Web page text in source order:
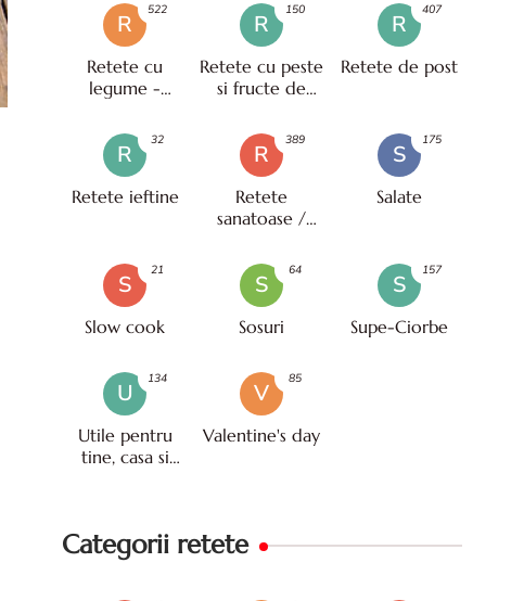
R
Retete cu
legume -
522
R
Retete cu peste
si fructe de
150
R
Retete de post
407
R
Retete ieftine
32
R
Retete
sanatoase /
389
S
Salate
175
S
Slow cook
21
S
Sosuri
64
S
Supe-Ciorbe
157
U
Utile pentru
tine, casa si
134
V
Valentine's day
85
Categorii retete